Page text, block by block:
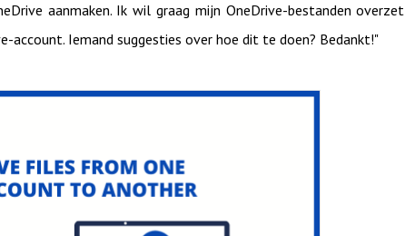
aanmaken. Ik wil graag mijn OneDrive-bestanden
account. Iemand suggesties over hoe dit te doen? Bedankt!"